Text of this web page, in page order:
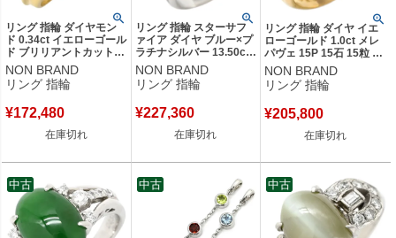
リング 指輪 ダイヤモン
ド 0.34ct イエローゴール
ド ブリリアントカット
3P 3石 3粒 18K 750 YG
ダイア 15号 【中古】
NON BRAND
リング 指輪
¥172,480
在庫切れ
リング 指輪 スターサフ
ァイア ダイヤ ブルー×プ
ラチナシルバー 13.50ct
オーバルカボションカッ
ト Pt900 青 艶消し加工
マット仕上げ 天然石 10
NON BRAND
リング 指輪
¥227,360
在庫切れ
リング 指輪 ダイヤ イエ
ローゴールド 1.0ct メレ
パヴェ 15P 15石 15粒 ブ
リリアントカット イエロ
ーゴールド YG Au750
18K 18金 ツイスト 12号
NON BRAND
リング 指輪
¥205,800
在庫切れ
中古 中古 中古